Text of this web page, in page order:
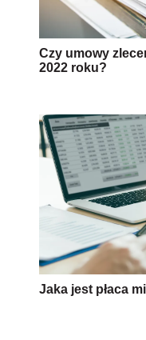
Czy umowy
2022 roku?
Jaka jest płaca